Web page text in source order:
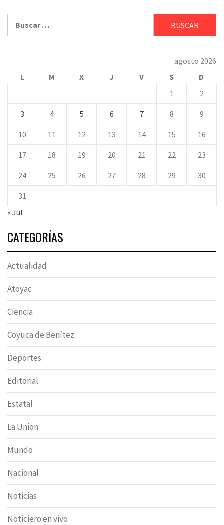
agosto 2026
L
M X J V S
D
1
2
3 4 5 6 7 8 9
10 11 12 13 14 15 16
17 18 19 20 21 22 23
24 25 26 27 28 29 30
31
« Jul
CATEGORÍAS
Actualidad
Atoyac
Ciencia
Coyuca de Benítez
Deportes
Editorial
Estatal
La Union
Mundo
Nacional
Noticias
Noticiero en vivo